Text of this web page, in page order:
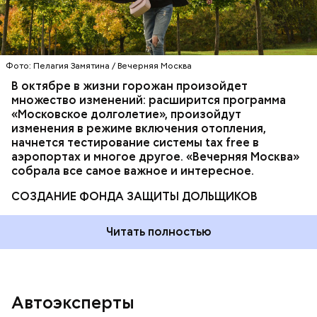
Фото: Пелагия Замятина / Вечерняя Москва
В октябре в жизни горожан произойдет
множество изменений: расширится программа
«Московское долголетие», произойдут
изменения в режиме включения отопления,
начнется тестирование системы tax free в
аэропортах и многое другое. «Вечерняя Москва»
собрала все самое важное и интересное.
СОЗДАНИЕ ФОНДА ЗАЩИТЫ ДОЛЬЩИКОВ
Е-39».
Читать полностью
Автоэксперты
Игорь Моржаретто, напротив, считает эту идею
— Такая мера позволит снизить тяжесть
последствий дорожно-транспортных
происшествий, — подчеркнул он в комментарии
RNS.